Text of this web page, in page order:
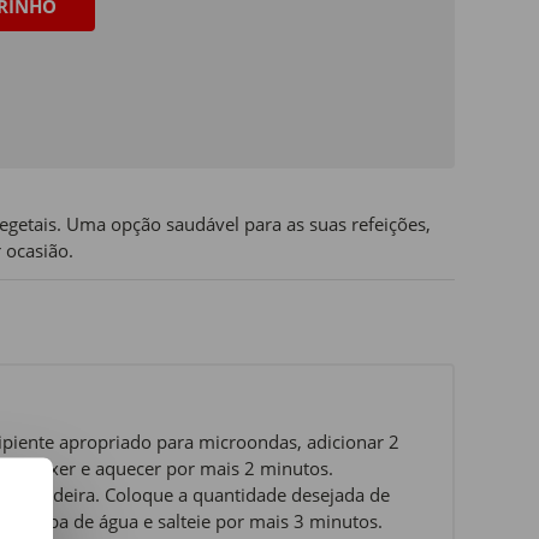
Uma opção saudável para as suas refeições,
apropriado para microondas, adicionar 2
Mexer e aquecer por mais 2 minutos.
frigideira. Coloque a quantidade desejada de
sopa de água e salteie por mais 3 minutos.